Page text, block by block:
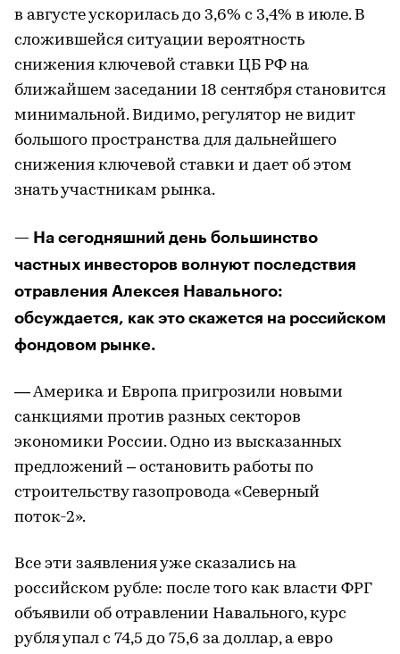
в августе ускорилась до 3,6% с 3,4% в июле. В
сложившейся ситуации вероятность
снижения ключевой ставки ЦБ РФ на
ближайшем заседании 18 сентября становится
минимальной. Видимо, регулятор не видит
большого пространства для дальнейшего
снижения ключевой ставки и дает об этом
знать участникам рынка.
— На сегодняшний день большинство
частных инвесторов волнуют последствия
отравления Алексея Навального:
обсуждается, как это скажется на российском
фондовом рынке.
— Америка и Европа пригрозили новыми
санкциями против разных секторов
экономики России. Одно из высказанных
предложений – остановить работы по
строительству газопровода «Северный
поток-2».
Все эти заявления уже сказались на
российском рубле: после того как власти ФРГ
объявили об отравлении Навального, курс
рубля упал с 74,5 до 75,6 за доллар, а евро